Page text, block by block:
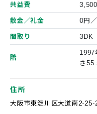
共益費
敷金／礼金 0円
間取り 3DK
階
さ
住所
大阪市東淀川区大道南2-25-